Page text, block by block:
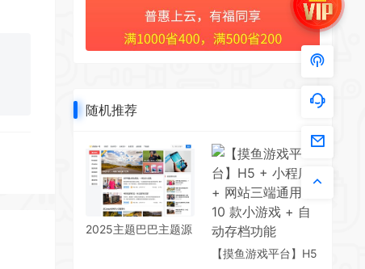
随机推荐
2025主题巴巴主题源
【摸鱼游戏平台】H5